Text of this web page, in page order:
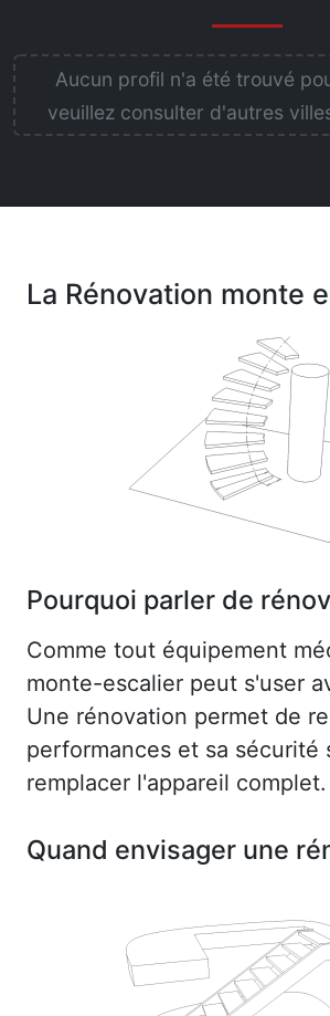
Aucun profil n'a été trouvé
veuillez consulter d'autres
La Rénovation monte
Pourquoi parler de
Comme tout équipement
monte-escalier peut s'user
Une rénovation permet de
performances et sa sécurité
remplacer l'appareil complet.
Quand envisager une